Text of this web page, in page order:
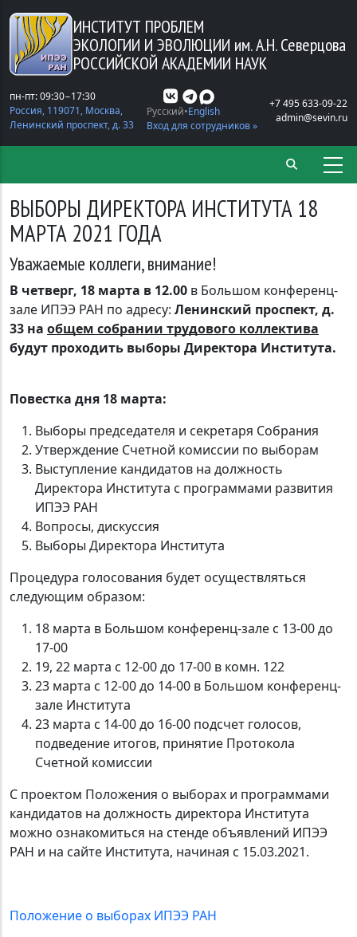
Перейти к основному содержанию
ИНСТИТУТ ПРОБЛЕМ
ЭКОЛОГИИ И ЭВОЛЮЦИИ им. А.Н. Северцова
РОССИЙСКОЙ АКАДЕМИИ НАУК
пн-пт: 09:30−17:30
Россия, 119071, Москва,
Ленинский проспект, д. 33
Русский English
Вход для сотрудников »
+7 495 633-09-22
admin@sevin.ru
ВЫБОРЫ ДИРЕКТОРА ИНСТИТУТА 18
МАРТА 2021 ГОДА
Уважаемые коллеги, внимание!
В четверг, 18 марта в 12.00 в Большом конференц-
зале ИПЭЭ РАН по адресу: Ленинский проспект, д.
33 на общем собрании трудового коллектива
будут проходить выборы Директора Института.
Повестка дня 18 марта:
Выборы председателя и секретаря Собрания
Утверждение Счетной комиссии по выборам
Выступление кандидатов на должность
Директора Института с программами развития
ИПЭЭ РАН
Вопросы, дискуссия
Выборы Директора Института
Процедура голосования будет осуществляться
следующим образом:
18 марта в Большом конференц-зале с 13-00 до
17-00
19, 22 марта с 12-00 до 17-00 в комн. 122
23 марта с 12-00 до 14-00 в Большом конференц-
зале Института
23 марта с 14-00 до 16-00 подсчет голосов,
подведение итогов, принятие Протокола
Счетной комиссии
С проектом Положения о выборах и программами
кандидатов на должность директора Института
можно ознакомиться на стенде объявлений ИПЭЭ
РАН и на сайте Института, начиная с 15.03.2021.
Положение о выборах ИПЭЭ РАН